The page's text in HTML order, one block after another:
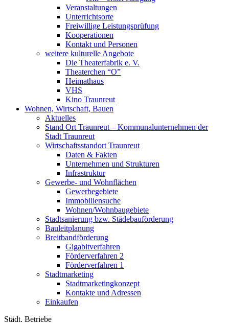
Veranstaltungen
Unterrichtsorte
Freiwillige Leistungsprüfung
Kooperationen
Kontakt und Personen
weitere kulturelle Angebote
Die Theaterfabrik e. V.
Theaterchen “O”
Heimathaus
VHS
Kino Traunreut
Wohnen, Wirtschaft, Bauen
Aktuelles
Stand Ort Traunreut – Kommunalunternehmen der
Stadt Traunreut
Wirtschaftsstandort Traunreut
Daten & Fakten
Unternehmen und Strukturen
Infrastruktur
Gewerbe- und Wohnflächen
Gewerbegebiete
Immobiliensuche
Wohnen/Wohnbaugebiete
Stadtsanierung bzw. Städebauförderung
Bauleitplanung
Breitbandförderung
Gigabitverfahren
Förderverfahren 2
Förderverfahren 1
Stadtmarketing
Stadtmarketingkonzept
Kontakte und Adressen
Einkaufen
Städt. Betriebe